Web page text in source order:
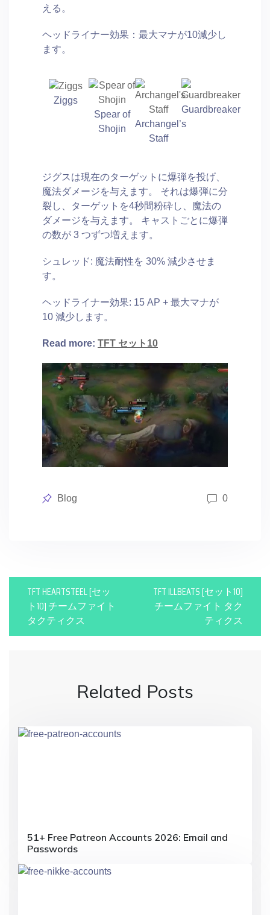
える。
ヘッドライナー効果：最大マナが10減少し
ます。
Ziggs
Spear of
Shojin
Archangel’s
Staff
Guardbreaker
ジグスは現在のターゲットに爆弾を投げ、
魔法ダメージを与えます。 それは爆弾に分
裂し、ターゲットを4秒間粉砕し、魔法の
ダメージを与えます。 キャストごとに爆弾
の数が 3 つずつ増えます。
シュレッド: 魔法耐性を 30% 減少させま
す。
ヘッドライナー効果: 15 AP + 最大マナが
10 減少します。
Read more: TFT セット10
Posted
Blog 0
s
n
TFT HEARTSTEEL [セッ
ト10] チームファイト
タクティクス
TFT ILLBEATS [セット10]
チームファイト タク
ティクス
Related Posts
51+ Free Patreon Accounts 2026: Email and
Passwords